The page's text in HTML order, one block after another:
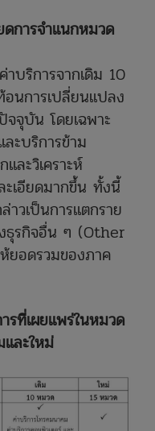
ารจำแนกหมวด
การจากเดิม 10
นการเปลี่ยนแปลง
จจุบัน โดยเฉพาะ
ะบริการข้าม
ละวิเคราะห์
ะเอียดมากขึ้น ทั้งนี้
าวเป็นการแตกราย
ธุรกิจอื่น ๆ (Other
อดรวมของภาค
รที่เผยแพร่ในหมวด
ละใหม่